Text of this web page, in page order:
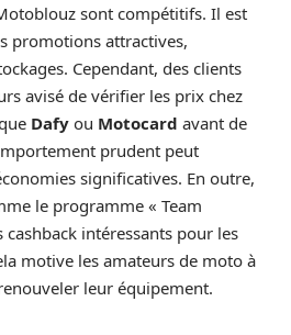
sont compétitifs. Il est
promotions attractives,
Cependant, des clients
avisé de vérifier les prix chez
Dafy ou Motocard avant de
prudent peut
significatives. En outre,
le programme « Team
intéressants pour les
motive les amateurs de moto à
leur équipement.